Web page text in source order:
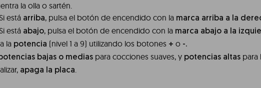
la olla o sartén.
Si está arriba, pulsa el botón de encendido con la marca arriba a la
Si está abajo, pulsa el botón de encendido con la marca abajo a la
la potencia (nivel 1 a 9) utilizando los botones + o -.
bajas o medias para cocciones suaves, y potencias altas para
apaga la placa.